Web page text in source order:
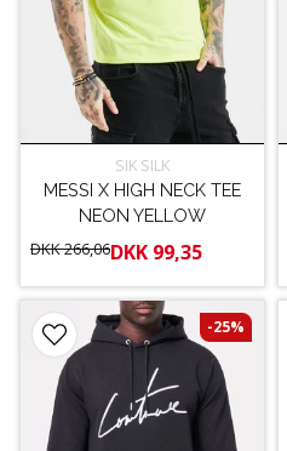
SIK SILK
MESSI X HIGH NECK TEE
NEON YELLOW
DKK 266,06DKK 99,35
-25%